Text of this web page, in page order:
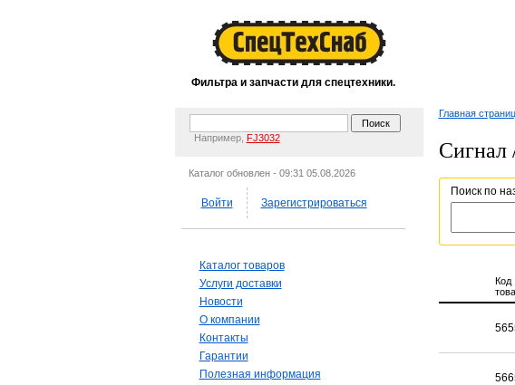
Фильтра и запчасти для спецтехники.
Например, FJ3032
Каталог обновлен - 09:31 05.08.2026
Войти Зарегистрироваться
Каталог товаров
Услуги доставки
Новости
О компании
Контакты
Гарантии
Полезная информация
Главная
Сигнал
Поиск по
Код